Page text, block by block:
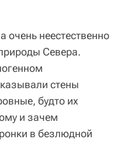
неестественно
Севера.
стены
будто их
и зачем
в безлюдной